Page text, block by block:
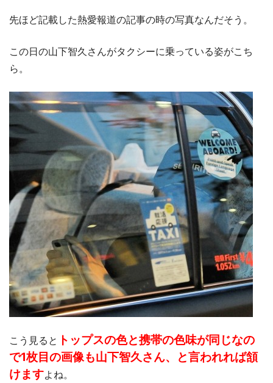
先ほど記載した熱愛報道の記事の時の写真なんだそう。
この日の山下智久さんがタクシーに乗っている姿がこち
ら。
こう見ると トップスの色と携帯の色味が同じなの
で1枚目の画像も山下智久さん、と言われれば頷
けますよね。